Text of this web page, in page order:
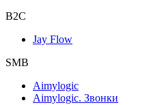
B2C
Jay Flow
SMB
Aimylogic
Aimylogic. Звонки